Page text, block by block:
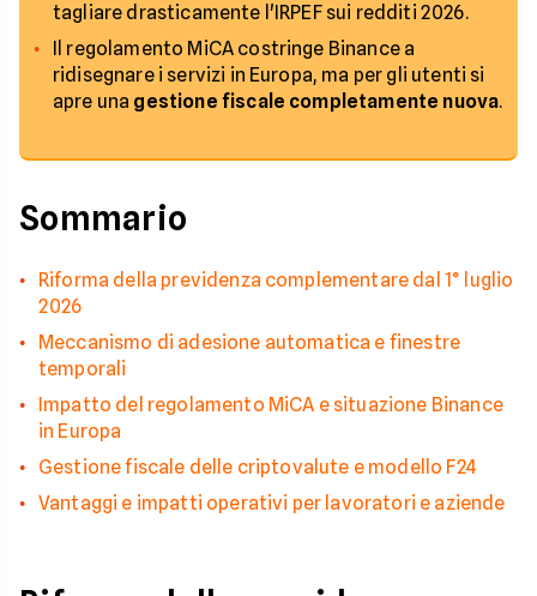
tagliare drasticamente l'IRPEF sui redditi 2026.
Il regolamento MiCA costringe Binance a
ridisegnare i servizi in Europa, ma per gli utenti si
apre una gestione fiscale completamente nuova.
Sommario
Riforma della previdenza complementare dal 1° luglio
2026
Meccanismo di adesione automatica e finestre
temporali
Impatto del regolamento MiCA e situazione Binance
in Europa
Gestione fiscale delle criptovalute e modello F24
Vantaggi e impatti operativi per lavoratori e aziende